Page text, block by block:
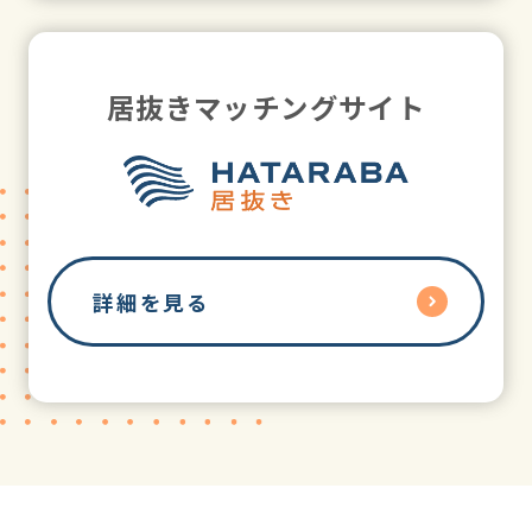
居抜きマッチングサイト
詳細を見る